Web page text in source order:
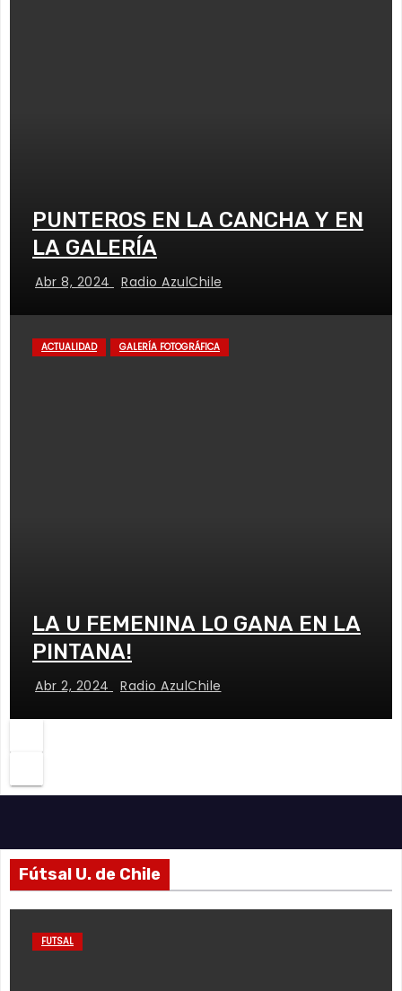
PUNTEROS EN LA CANCHA Y EN
LA GALERÍA
Abr 8, 2024 Radio AzulChile
ACTUALIDAD GALERÍA FOTOGRÁFICA
LA U FEMENINA LO GANA EN LA
PINTANA!
Abr 2, 2024 Radio AzulChile
Fútsal U. de Chile
FUTSAL